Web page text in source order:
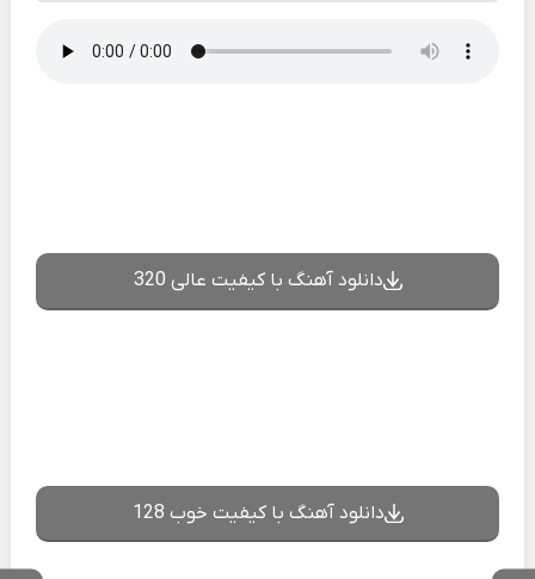
دانلود آهنگ با کیفیت عالی 320
دانلود آهنگ با کیفیت خوب 128